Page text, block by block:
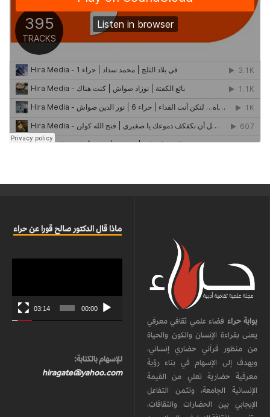
بوابة حراء فضاء علمي ثقافي معرفي
يعنى بقراءة الإنسان والكون والحياة
من منظور قرآني حضاري إنساني،
ويهدف إلى الإسهام في بناء رؤية
معرفية حضارية تعلي من القيمة
الإنسانية الجامعة، وتثمن التفاعل
الإيجابي بين الحضارات والثقافات،
ماذا قال الدكتور صالح قورا عن حراء
00:00
03:14
للإسهام بالكتابة:
hiragate@yahoo.com